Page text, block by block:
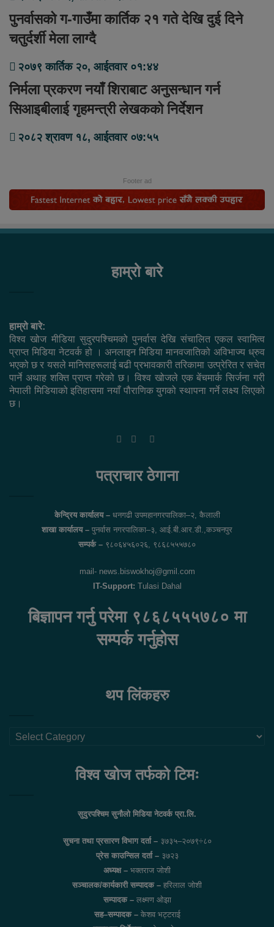
पुनर्वासको ग-गाउँमा कार्तिक २१ गते देखि दुई दिने
चतुर्दर्शी मेला लाग्दै
२०७९ कार्तिक २०, आईतवार ०१:४४
निर्मला प्रकरण नयाँ शिराबाट अनुसन्धान गर्न
सिआइबीलाई गृहमन्त्री लेखकको निर्देशन
२०८२ श्रावण १८, आईतवार ०७:५५
Footer ad
हाम्रो बारे
हाम्रो बारे:
विश्व खोज मीडिया सुदुरपश्चिमको पुनर्वास देखि संचालित एकल स्वामित्व
प्राप्त मिडिया नेटवर्क हो । अनलाइन मिडिया मानवजातिको अविभाज्य ध्रुव
भएको छ र यसले मानिसहरूलाई बढी प्रभावकारी तरिकामा उत्प्रेरित र सचेत
पार्ने अथाह शक्ति प्राप्त गरेको छ। विश्व खोजले एक बेंचमार्क सिर्जना गरी
नेपाली मिडियाको इतिहासमा नयाँ पौराणिक युगको स्थापना गर्ने लक्ष्य लिएको
छ।
Facebook
Twitter
पत्राचार ठेगाना
केन्द्रिय कार्यालय –धनगढी उपमहानगरपालिका–२, कैलाली
शाखा कार्यालय – पुनर्वास नगरपालिका–३, आई.बी.आर.डी.,कञ्चनपुर
सम्पर्क – ९८०६४५६०२६, ९८६८५५५७८०
mail- news.biswokhoj@gmil.com
IT-Support: Tulasi Dahal
बिज्ञापन गर्नु परेमा ९८६८५५५७८० मा
सम्पर्क गर्नुहोस
थप लिंकहरु
थप
विश्व खोज तर्फको टिमः
सुदुरपश्चिम सुनौलो मिडिया नेटवर्क प्रा.लि.
सुचना तथा प्रसारण विभाग दर्ता – ३७३५–२०७९÷८०
प्रेस काउन्सिल दर्ता – ३७२३
अध्यक्ष – भक्तराज जोशी
सञ्चालक/कार्यकारी सम्पादक – हरिलाल जोशी
सम्पादक –लक्ष्मण ओझा
सह–सम्पादक –केशव भट्टराई